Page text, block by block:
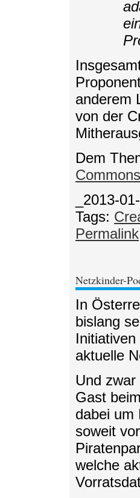
anderem
von der
Dem
_2013-
Tags:
Permalink
Netzkinder-
In
bislang
aktuelle
Und
Gast
dabei um
soweit
welche